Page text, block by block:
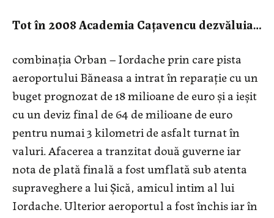
Tot în 2008 Academia Cațavencu dezvăluia…
combinația Orban – Iordache prin care pista
aeroportului Băneasa a intrat în reparație cu un
buget prognozat de 18 milioane de euro și a ieșit
cu un deviz final de 64 de milioane de euro
pentru numai 3 kilometri de asfalt turnat în
valuri. Afacerea a tranzitat două guverne iar
nota de plată finală a fost umflată sub atenta
supraveghere a lui Șică, amicul intim al lui
Iordache. Ulterior aeroportul a fost închis iar în